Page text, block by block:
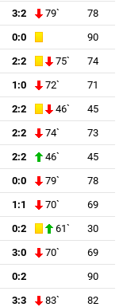
3:2 79`
78
0:0
90
2:2 75`
74
1:0 72`
71
2:2 46`
45
2:2 74`
73
2:2 46`
45
0:0 79`
78
1:1 70`
69
0:2 61`
30
3:0 70`
69
0:2
90
3:3 83`
82